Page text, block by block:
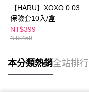
【HARU】XOXO 0.03
保險套10入/盒
NT$399
NT$450
本分類熱銷全站排行